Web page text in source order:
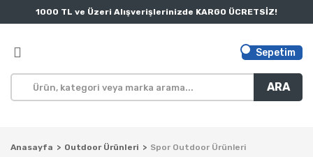
1000 TL ve Üzeri Alışverişlerinizde KARGO ÜCRETSİZ!
ARA
Sepetim
Anasayfa Outdoor Ürünleri Spor Outdoor Ürünleri